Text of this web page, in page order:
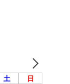
土 日